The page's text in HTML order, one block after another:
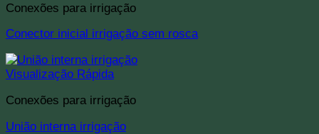
Conexões para irrigação
Conector inicial irrigação sem rosca
Visualização Rápida
Conexões para irrigação
União interna irrigação